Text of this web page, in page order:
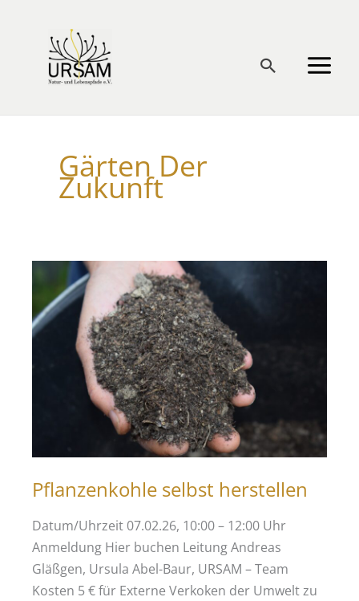
springen
Suchen
Gärten Der
Zukunft
Pflanzenkohle selbst herstellen
Datum/Uhrzeit 07.02.26, 10:00 – 12:00 Uhr
Anmeldung Hier buchen Leitung Andreas
Gläßgen, Ursula Abel-Baur, URSAM – Team
Kosten 5 € für Externe Verkoken der Umwelt zu